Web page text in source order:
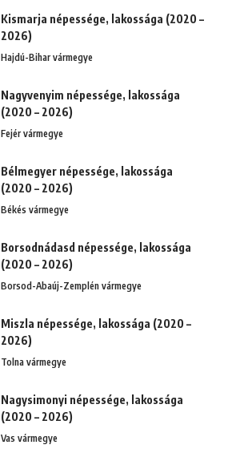
Kismarja népessége, lakossága (2020 –
2026)
Hajdú-Bihar vármegye
Nagyvenyim népessége, lakossága
(2020 – 2026)
Fejér vármegye
Bélmegyer népessége, lakossága
(2020 – 2026)
Békés vármegye
Borsodnádasd népessége, lakossága
(2020 – 2026)
Borsod-Abaúj-Zemplén vármegye
Miszla népessége, lakossága (2020 –
2026)
Tolna vármegye
Nagysimonyi népessége, lakossága
(2020 – 2026)
Vas vármegye